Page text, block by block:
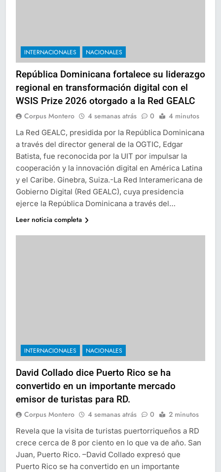
INTERNACIONALES NACIONALES
República Dominicana fortalece su liderazgo
regional en transformación digital con el
WSIS Prize 2026 otorgado a la Red GEALC
Corpus Montero 4 semanas atrás 0 4 minutos
La Red GEALC, presidida por la República Dominicana
a través del director general de la OGTIC, Edgar
Batista, fue reconocida por la UIT por impulsar la
cooperación y la innovación digital en América Latina
y el Caribe. Ginebra, Suiza.-La Red Interamericana de
Gobierno Digital (Red GEALC), cuya presidencia
ejerce la República Dominicana a través del…
Leer noticia completa
INTERNACIONALES NACIONALES
David Collado dice Puerto Rico se ha
convertido en un importante mercado
emisor de turistas para RD.
Corpus Montero 4 semanas atrás 0 2 minutos
Revela que la visita de turistas puertorriqueños a RD
crece cerca de 8 por ciento en lo que va de año. San
Juan, Puerto Rico. –David Collado expresó que
Puerto Rico se ha convertido en un importante